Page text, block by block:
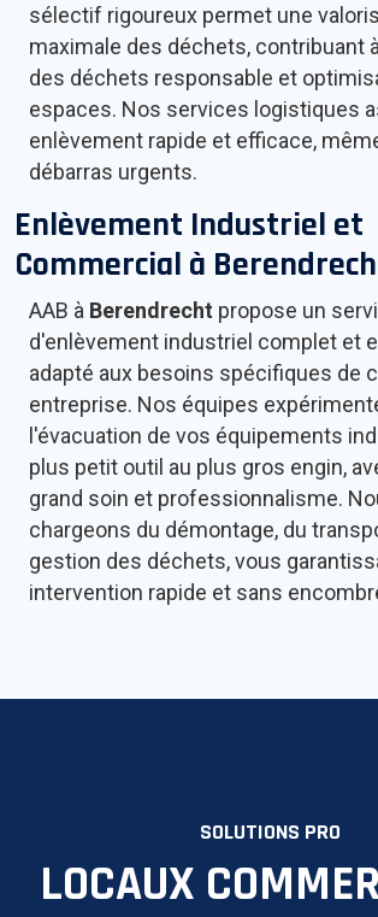
sélectif rigoureux permet une
maximale des déchets, contribuant
des déchets responsable et
espaces. Nos services logistiques
enlèvement rapide et efficace,
débarras urgents.
Enlèvement Industriel et
Commercial à
AAB à Berendrecht propose un
d'enlèvement industriel complet et
adapté aux besoins spécifiques de
entreprise. Nos équipes
l'évacuation de vos équipements
plus petit outil au plus gros engin,
grand soin et professionnalisme.
chargeons du démontage, du
gestion des déchets, vous
intervention rapide et sans
SOLUTIONS PRO
LOCAUX